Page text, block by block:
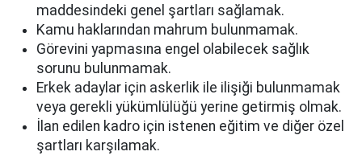
maddesindeki genel şartları sağlamak.
Kamu haklarından mahrum bulunmamak.
Görevini yapmasına engel olabilecek sağlık
sorunu bulunmamak.
Erkek adaylar için askerlik ile ilişiği bulunmamak
veya gerekli yükümlülüğü yerine getirmiş olmak.
İlan edilen kadro için istenen eğitim ve diğer özel
şartları karşılamak.